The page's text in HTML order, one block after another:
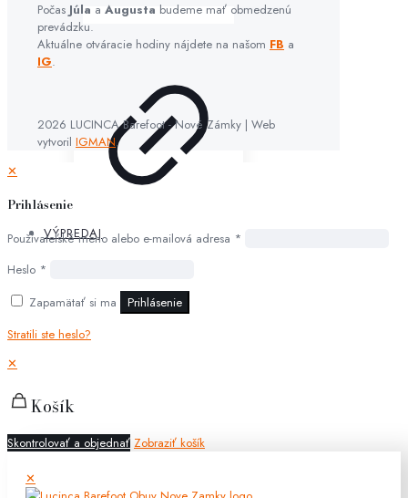
VÝPREDAJ
Počas Júla a Augusta budeme mať obmedzenú
prevádzku.
Aktuálne otváracie hodiny nájdete na našom FB a
IG.
2026 LUCINCA Barefoot - Nové Zámky | Web
vytvoril IGMAN.
✕
Prihlásenie
Používateľské meno alebo e-mailová adresa *
Heslo *
Zapamätať si ma
Prihlásenie
Stratili ste heslo?
✕
Košík
Skontrolovať a objednať Zobraziť košík
✕